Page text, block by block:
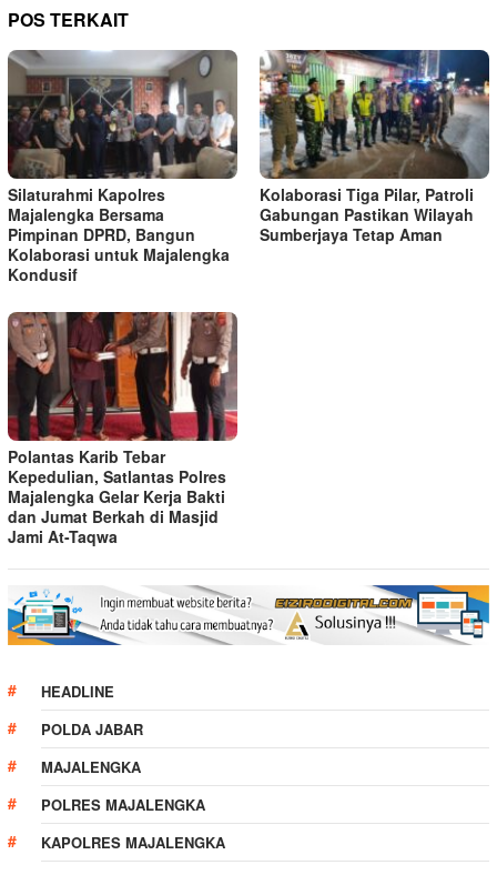
POS TERKAIT
Silaturahmi Kapolres
Majalengka Bersama
Pimpinan DPRD, Bangun
Kolaborasi untuk Majalengka
Kondusif
Kolaborasi Tiga Pilar, Patroli
Gabungan Pastikan Wilayah
Sumberjaya Tetap Aman
Polantas Karib Tebar
Kepedulian, Satlantas Polres
Majalengka Gelar Kerja Bakti
dan Jumat Berkah di Masjid
Jami At-Taqwa
HEADLINE
POLDA JABAR
MAJALENGKA
POLRES MAJALENGKA
KAPOLRES MAJALENGKA